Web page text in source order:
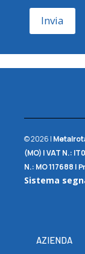
Invia
© 2026 |
(MO) |VAT N.:
N.: MO 117688 |
Sistema
AZIENDA